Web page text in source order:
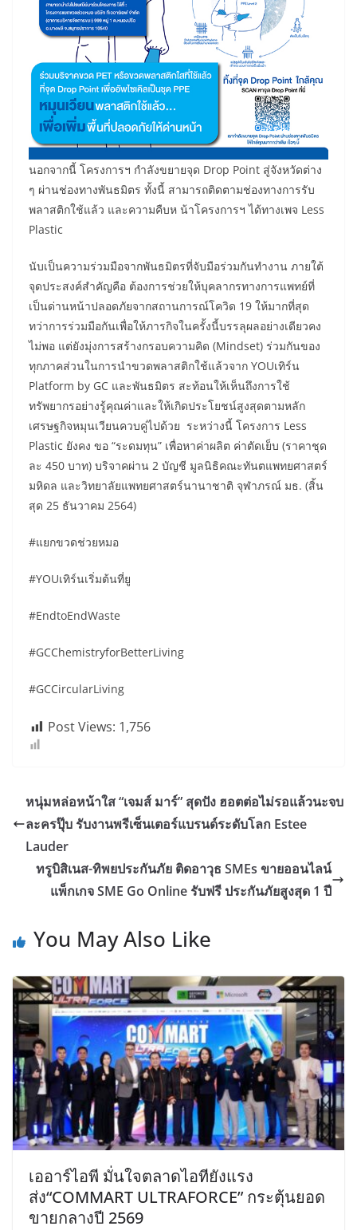
นอกจากนี้ โครงการฯ กำลังขยายจุด Drop Point สู่จังหวัดต่าง
ๆ ผ่านช่องทางพันธมิตร ทั้งนี้ สามารถติดตามช่องทางการรับ
พลาสติกใช้แล้ว และความคืบห น้าโครงการฯ ได้ทางเพจ Less
Plastic
นับเป็นความร่วมมือจากพันธมิตรที่จับมือร่วมกันทำงาน ภายใต้
จุดประสงค์สำคัญคือ ต้องการช่วยให้บุคลากรทางการแพทย์ที่
เป็นด่านหน้าปลอดภัยจากสถานการณ์โควิด 19 ให้มากที่สุด
ทว่าการร่วมมือกันเพื่อให้ภารกิจในครั้งนี้บรรลุผลอย่างเดียวคง
ไม่พอ แต่ยังมุ่งการสร้างกรอบความคิด (Mindset) ร่วมกันของ
ทุกภาคส่วนในการนำขวดพลาสติกใช้แล้วจาก YOUเทิร์น
Platform by GC และพันธมิตร สะท้อนให้เห็นถึงการใช้
ทรัพยากรอย่างรู้คุณค่าและให้เกิดประโยชน์สูงสุดตามหลัก
เศรษฐกิจหมุนเวียนควบคู่ไปด้วย ระหว่างนี้ โครงการ Less
Plastic ยังคง ขอ “ระดมทุน” เพื่อหาค่าผลิต ค่าตัดเย็บ (ราคาชุด
ละ 450 บาท) บริจาคผ่าน 2 บัญชี มูลนิธิคณะทันตแพทยศาสตร์
มหิดล และวิทยาลัยแพทยศาสตร์นานาชาติ จุฬาภรณ์ มธ. (สิ้น
สุด 25 ธันวาคม 2564)
#แยกขวดช่วยหมอ
#YOUเทิร์นเริ่มต้นที่ยู
#EndtoEndWaste
#GCChemistryforBetterLiving
#GCCircularLiving
Post Views: 1,756
หนุ่มหล่อหน้าใส “เจมส์ มาร์” สุดปัง ฮอตต่อไม่รอแล้วนะจบ
ละครปุ๊บ รับงานพรีเซ็นเตอร์แบรนด์ระดับโลก Estee
Lauder
ทรูบิสิเนส-ทิพยประกันภัย ติดอาวุธ SMEs ขายออนไลน์
แพ็กเกจ SME Go Online รับฟรี ประกันภัยสูงสุด 1 ปี
You May Also Like
เออาร์ไอพี มั่นใจตลาดไอทียังแรง
ส่ง“COMMART ULTRAFORCE” กระตุ้นยอด
ขายกลางปี 2569